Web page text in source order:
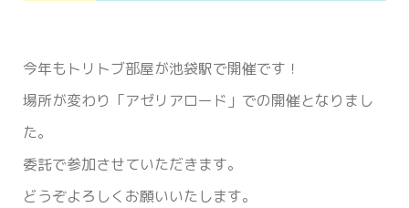
今年もトリトブ部屋が池袋駅で開催です！
場所が変わり「アゼリアロード」での開催となりまし
た。
委託で参加させていただきます。
どうぞよろしくお願いいたします。